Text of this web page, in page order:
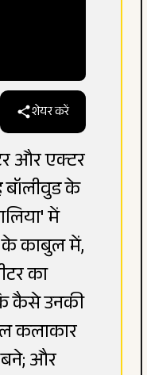
शेयर करें
और एक्टर
बॉलीवुड के
में
के काबुल में,
का
कैसे उनकी
कलाकार
और